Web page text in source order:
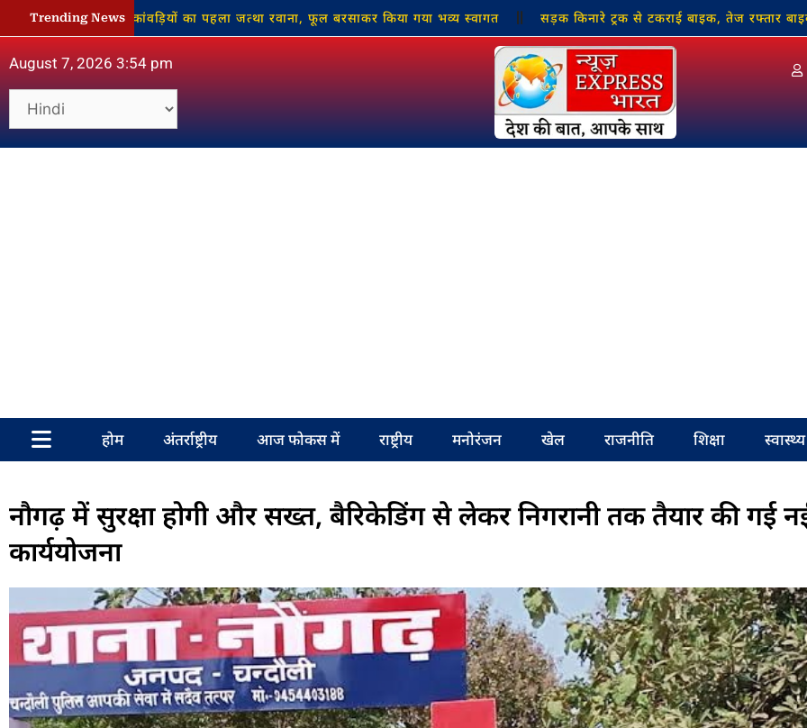
Trending News
नौगढ़ से कांवड़ियों का पहला जत्था रवाना, फूल बरसाकर किया गया भव्य स्वागत सड़क किनारे ट्रक से टकराई बाइक, तेज रफ्तार बाइक सवार
August 7, 2026 3:54 pm
होम अंतर्राष्ट्रीय आज फोकस में राष्ट्रीय मनोरंजन खेल राजनीति शिक्षा स्वास्थ्य
नौगढ़ में सुरक्षा होगी और सख्त, बैरिकेडिंग से लेकर निगरानी तक तैयार की गई
कार्ययोजना